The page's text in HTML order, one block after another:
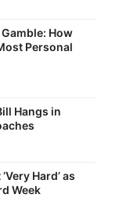
How
Personal
Hangs in
Hard’ as
Week